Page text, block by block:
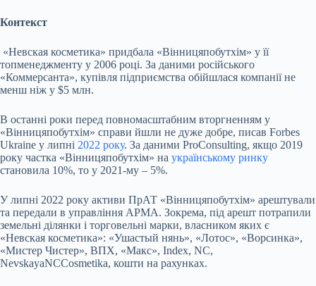
Контекст
«Невская косметика» придбала «Вінницяпобутхім» у її
топменеджменту у 2006 році. За даними російського
«Коммерсанта», купівля підприємства обійшлася компанії не
менш ніж у $5 млн.
В останні роки перед повномасштабним вторгненням у
«Вінницяпобутхім» справи йшли не дуже добре, писав Forbes
Ukraine у липні 2022 року. За даними ProConsulting, якщо 2019
року частка «Вінницяпобутхім» на українському ринку
становила 10%, то у 2021-му – 5%.
У липні 2022 року активи ПрАТ «Вінницяпобутхім» арештували
та передали в управління АРМА. Зокрема, під арешт потрапили
земельні ділянки і торговельні марки, власником яких є
«Невская косметика»: «Ушастый нянь», «Лотос», «Ворсинка»,
«Мистер Чистер», ВПХ, «Макс», Index, NC,
NevskayaNCCosmetika, кошти на рахунках.